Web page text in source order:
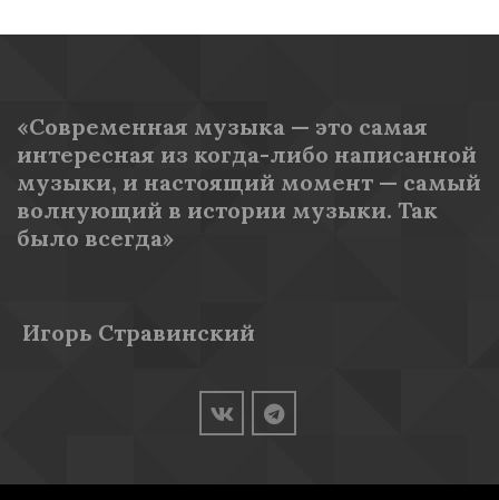
«Современная музыка — это самая
интересная из когда-либо написанной
музыки, и настоящий момент — самый
волнующий в истории музыки. Так
было всегда»
Игорь Стравинский